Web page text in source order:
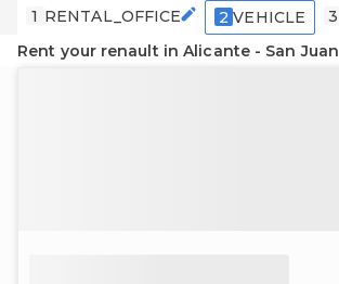
1 RENTAL_OFFICE 2 VEHICLE 3
Rent your renault in Alicante - San Juan